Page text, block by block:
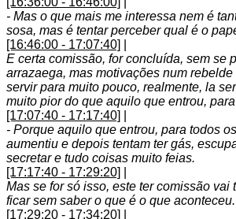
- Mas o que mais me interessa nem é
sosa, mas é tentar perceber qual é o
[16:46:00 - 17:07:40]
E certa comissão, for concluída, sem se
arrazaega, mas motivações num
servir para muito pouco, realmente, la
muito pior do que aquilo que entrou,
[17:07:40 - 17:17:40]
- Porque aquilo que entrou, para todos
aumentiu e depois tentam ter gás,
secretar e tudo coisas muito feias.
[17:17:40 - 17:29:20]
Mas se for só isso, este ter comissão vai
ficar sem saber o que é o que aconteceu.
[17:29:20 - 17:34:20]